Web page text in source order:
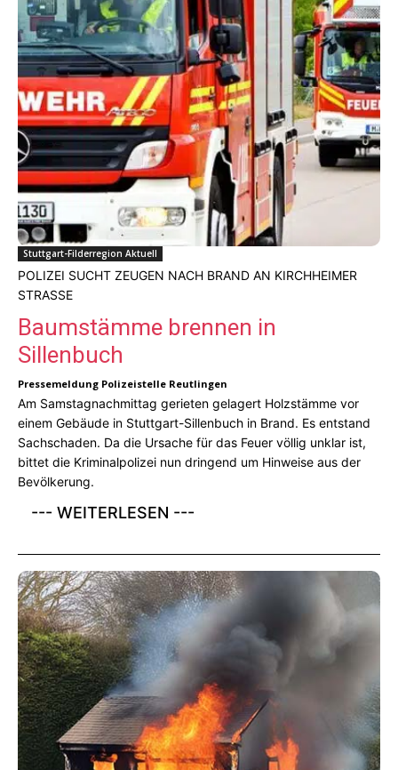
Stuttgart-Filderregion Aktuell
POLIZEI SUCHT ZEUGEN NACH BRAND AN KIRCHHEIMER
STRASSE
Baumstämme brennen in
Sillenbuch
Pressemeldung Polizeistelle Reutlingen
Am Samstagnachmittag gerieten gelagert Holzstämme vor
einem Gebäude in Stuttgart-Sillenbuch in Brand. Es entstand
Sachschaden. Da die Ursache für das Feuer völlig unklar ist,
bittet die Kriminalpolizei nun dringend um Hinweise aus der
Bevölkerung.
--- WEITERLESEN ---